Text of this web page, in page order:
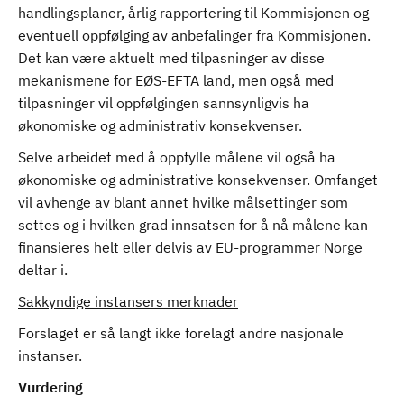
handlingsplaner, årlig rapportering til Kommisjonen og
eventuell oppfølging av anbefalinger fra Kommisjonen.
Det kan være aktuelt med tilpasninger av disse
mekanismene for EØS-EFTA land, men også med
tilpasninger vil oppfølgingen sannsynligvis ha
økonomiske og administrativ konsekvenser.
Selve arbeidet med å oppfylle målene vil også ha
økonomiske og administrative konsekvenser. Omfanget
vil avhenge av blant annet hvilke målsettinger som
settes og i hvilken grad innsatsen for å nå målene kan
finansieres helt eller delvis av EU-programmer Norge
deltar i.
Sakkyndige instansers merknader
Forslaget er så langt ikke forelagt andre nasjonale
instanser.
Vurdering